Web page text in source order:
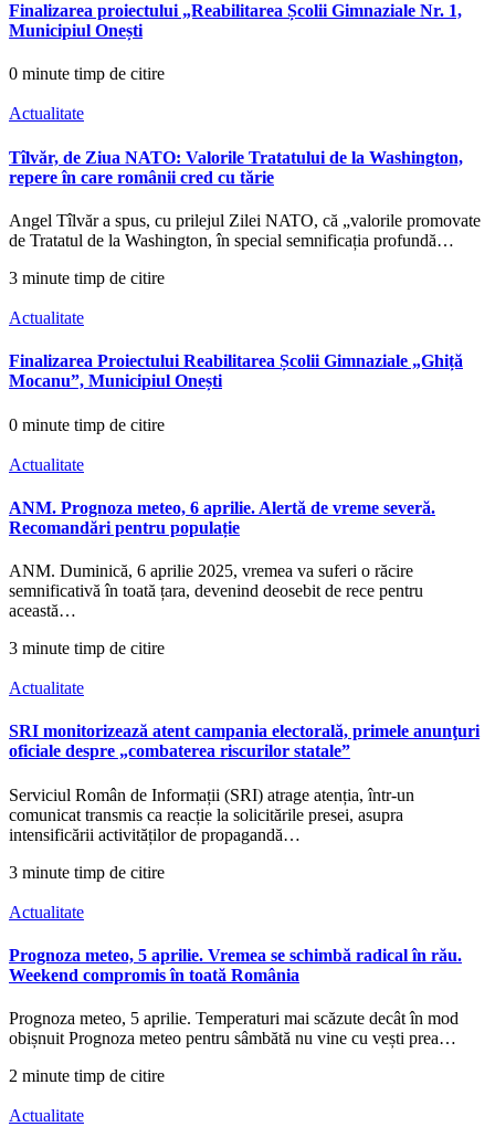
Finalizarea proiectului „Reabilitarea Școlii Gimnaziale Nr. 1,
Municipiul Onești
0 minute timp de citire
Actualitate
Tîlvăr, de Ziua NATO: Valorile Tratatului de la Washington,
repere în care românii cred cu tărie
Angel Tîlvăr a spus, cu prilejul Zilei NATO, că „valorile promovate
de Tratatul de la Washington, în special semnificația profundă…
3 minute timp de citire
Actualitate
Finalizarea Proiectului Reabilitarea Școlii Gimnaziale „Ghiță
Mocanu”, Municipiul Onești
0 minute timp de citire
Actualitate
ANM. Prognoza meteo, 6 aprilie. Alertă de vreme severă.
Recomandări pentru populație
ANM. Duminică, 6 aprilie 2025, vremea va suferi o răcire
semnificativă în toată țara, devenind deosebit de rece pentru
această…
3 minute timp de citire
Actualitate
SRI monitorizează atent campania electorală, primele anunţuri
oficiale despre „combaterea riscurilor statale”
Serviciul Român de Informații (SRI) atrage atenția, într-un
comunicat transmis ca reacție la solicitările presei, asupra
intensificării activităților de propagandă…
3 minute timp de citire
Actualitate
Prognoza meteo, 5 aprilie. Vremea se schimbă radical în rău.
Weekend compromis în toată România
Prognoza meteo, 5 aprilie. Temperaturi mai scăzute decât în mod
obișnuit Prognoza meteo pentru sâmbătă nu vine cu vești prea…
2 minute timp de citire
Actualitate